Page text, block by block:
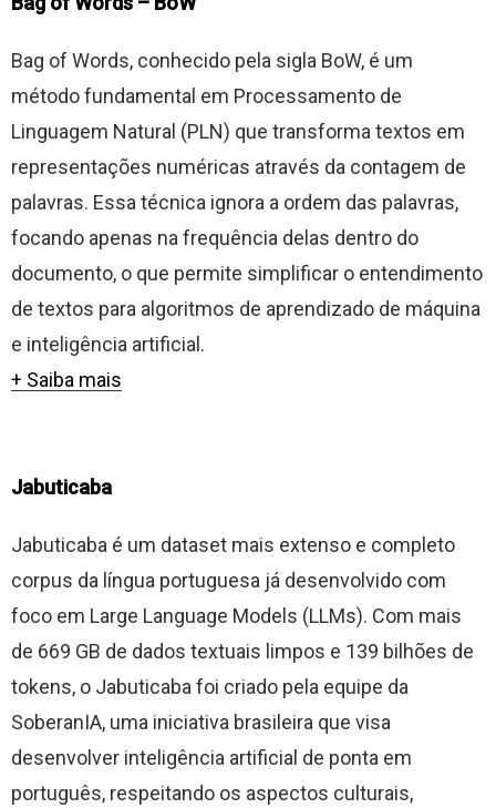
Bag of Words, conhecido pela sigla BoW, é um
método fundamental em Processamento de
Linguagem Natural (PLN) que transforma textos em
representações numéricas através da contagem de
palavras. Essa técnica ignora a ordem das palavras,
focando apenas na frequência delas dentro do
documento, o que permite simplificar o entendimento
de textos para algoritmos de aprendizado de máquina
e inteligência artificial.
+ Saiba mais
Jabuticaba
Jabuticaba é um dataset mais extenso e completo
corpus da língua portuguesa já desenvolvido com
foco em Large Language Models (LLMs). Com mais
de 669 GB de dados textuais limpos e 139 bilhões de
tokens, o Jabuticaba foi criado pela equipe da
SoberanIA, uma iniciativa brasileira que visa
desenvolver inteligência artificial de ponta em
português, respeitando os aspectos culturais,